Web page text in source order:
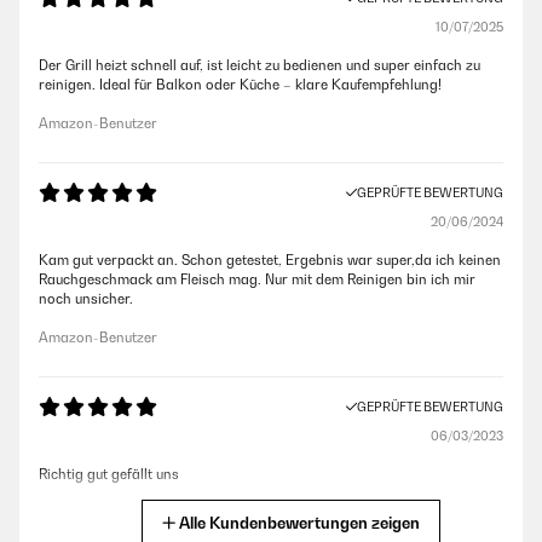
10/07/2025
Der Grill heizt schnell auf, ist leicht zu bedienen und super einfach zu
reinigen. Ideal für Balkon oder Küche – klare Kaufempfehlung!
Amazon-Benutzer
GEPRÜFTE BEWERTUNG
20/06/2024
Kam gut verpackt an. Schon getestet, Ergebnis war super,da ich keinen
Rauchgeschmack am Fleisch mag. Nur mit dem Reinigen bin ich mir
noch unsicher.
Amazon-Benutzer
GEPRÜFTE BEWERTUNG
06/03/2023
Richtig gut gefällt uns
Alle Kundenbewertungen zeigen